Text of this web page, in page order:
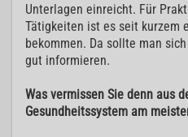
Unterlagen einreicht. Für
Tätigkeiten ist es seit kurzem
bekommen. Da sollte man
gut informieren.
Was vermissen Sie denn aus
Gesundheitssystem am